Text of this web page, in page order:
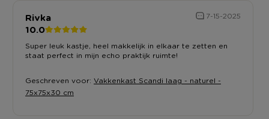
Rivka 7-15-2025
10.0
Super leuk kastje, heel makkelijk in elkaar te zetten en
staat perfect in mijn echo praktijk ruimte!
Geschreven voor: Vakkenkast Scandi laag - naturel -
75x75x30 cm